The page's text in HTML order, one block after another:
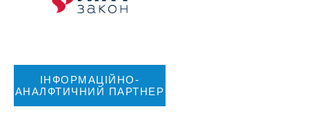
ІНФОРМАЦІЙНО-
АНАЛФТИЧНИЙ ПАРТНЕР